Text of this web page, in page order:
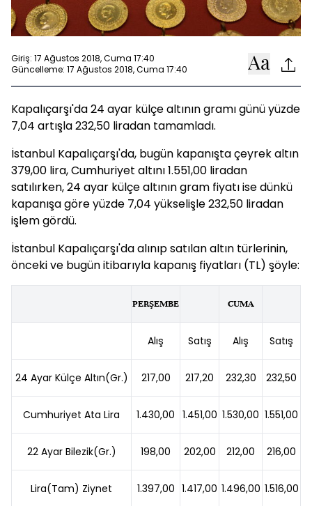
Giriş: 17 Ağustos 2018, Cuma 17:40
Güncelleme: 17 Ağustos 2018, Cuma 17:40
Kapalıçarşı'da 24 ayar külçe altının gramı günü yüzde
7,04 artışla 232,50 liradan tamamladı.
İstanbul Kapalıçarşı'da, bugün kapanışta çeyrek altın
379,00 lira, Cumhuriyet altını 1.551,00 liradan
satılırken, 24 ayar külçe altının gram fiyatı ise dünkü
kapanışa göre yüzde 7,04 yükselişle 232,50 liradan
işlem gördü.
İstanbul Kapalıçarşı'da alınıp satılan altın türlerinin,
önceki ve bugün itibarıyla kapanış fiyatları (TL) şöyle:
PERŞEMBE CUMA
Alış Satış Alış Satış
24 Ayar Külçe Altın(Gr.) 217,00 217,20 232,30 232,50
Cumhuriyet Ata Lira 1.430,00 1.451,00 1.530,00 1.551,00
22 Ayar Bilezik(Gr.) 198,00 202,00 212,00 216,00
Lira(Tam) Ziynet 1.397,00 1.417,00 1.496,00 1.516,00